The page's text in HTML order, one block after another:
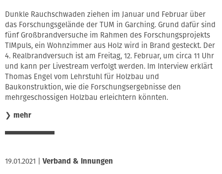
Dunkle Rauchschwaden ziehen im Januar und Februar über
das Forschungsgelände der TUM in Garching. Grund dafür sind
fünf Großbrandversuche im Rahmen des Forschungsprojekts
TIMpuls, ein Wohnzimmer aus Holz wird in Brand gesteckt. Der
4. Realbrandversuch ist am Freitag, 12. Februar, um circa 11 Uhr
und kann per Livestream verfolgt werden. Im Interview erklärt
Thomas Engel vom Lehrstuhl für Holzbau und
Baukonstruktion, wie die Forschungsergebnisse den
mehrgeschossigen Holzbau erleichtern könnten.
❯ mehr
19.01.2021 Verband & Innungen